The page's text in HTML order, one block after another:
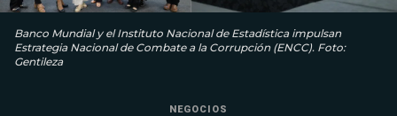
Banco Mundial y el Instituto Nacional de Estadística impulsan
Estrategia Nacional de Combate a la Corrupción (ENCC). Foto:
Gentileza
NEGOCIOS